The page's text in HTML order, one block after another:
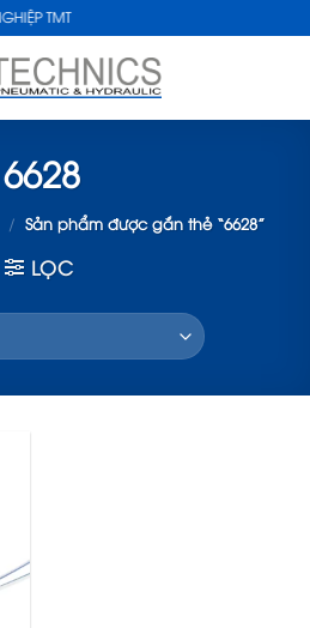
TMT
6628
/ Sản phẩm được gắn thẻ “6628”
LỌC